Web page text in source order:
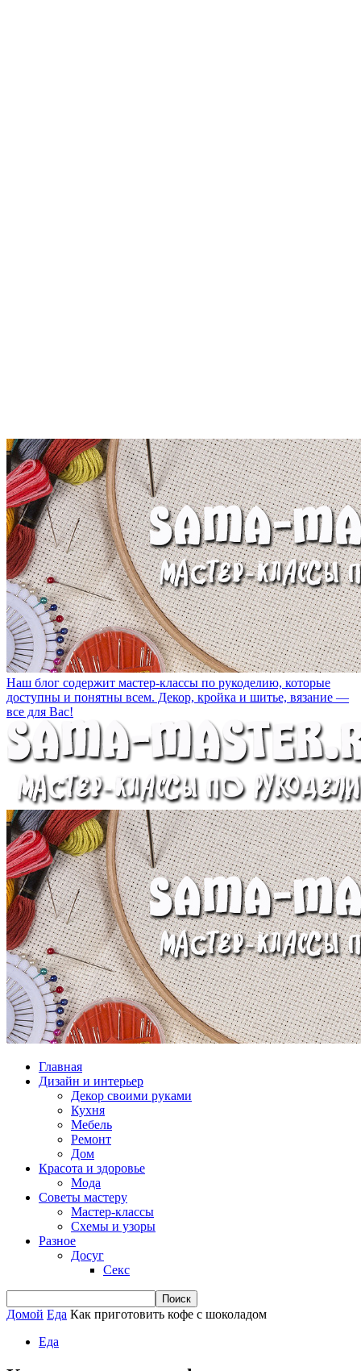
Наш блог содержит мастер-классы по рукоделию, которые
доступны и понятны всем. Декор, кройка и шитье, вязание —
все для Вас!
Главная
Дизайн и интерьер
Декор своими руками
Кухня
Мебель
Ремонт
Дом
Красота и здоровье
Мода
Советы мастеру
Мастер-классы
Схемы и узоры
Разное
Досуг
Секс
Домой Еда Как приготовить кофе с шоколадом
Еда